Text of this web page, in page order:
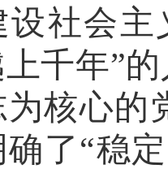
设社会
千年”
核心的
了“稳